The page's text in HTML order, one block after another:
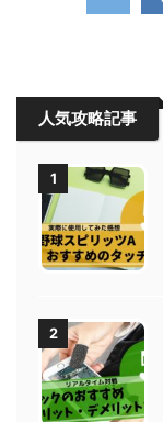
人気攻略記事
1
2